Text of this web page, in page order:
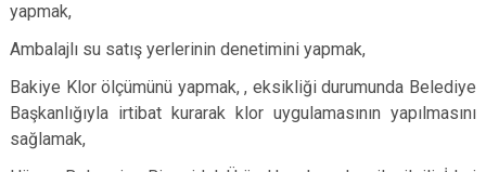
yapmak,
Ambalajlı su satış yerlerinin denetimini yapmak,
Bakiye Klor ölçümünü yapmak, , eksikliği durumunda Belediye
Başkanlığıyla irtibat kurarak klor uygulamasının yapılmasını
sağlamak,